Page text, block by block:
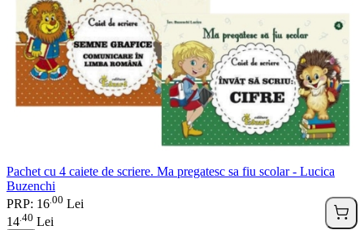
Pachet cu 4 caiete de scriere. Ma pregatesc sa fiu scolar - Lucica
Buzenchi
PRP: 16 00 Lei
14 40 Lei